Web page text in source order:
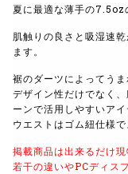
夏に最適な薄手の7.5oz
肌触りの良さと吸湿速
ます。
裾のダーツによってう
デザイン性だけでなく
ーンで活用しやすいアイ
ウエストはゴム紐仕様
掲載商品は出来るだけ
若干の違いやPCディス